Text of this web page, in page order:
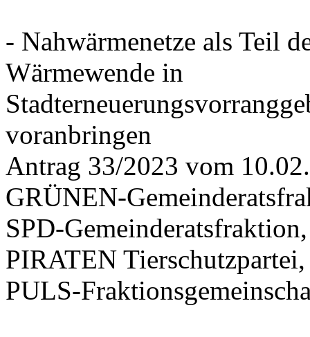
- Nahwärmenetze als Teil
Wärmewende in
voranbringen
Antrag 33/2023 vom
GRÜNEN-
SPD-
PIRATEN Tierschutzpartei,
PULS-